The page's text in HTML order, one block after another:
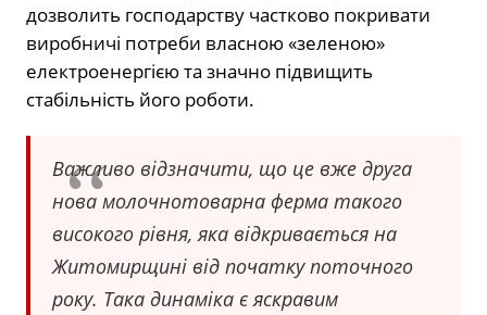
дозволить господарству частково покривати
виробничі потреби власною «зеленою»
електроенергією та значно підвищить
стабільність його роботи.
Важливо відзначити, що це вже друга
нова молочнотоварна ферма такого
високого рівня, яка відкривається на
Житомирщині від початку поточного
року. Така динаміка є яскравим